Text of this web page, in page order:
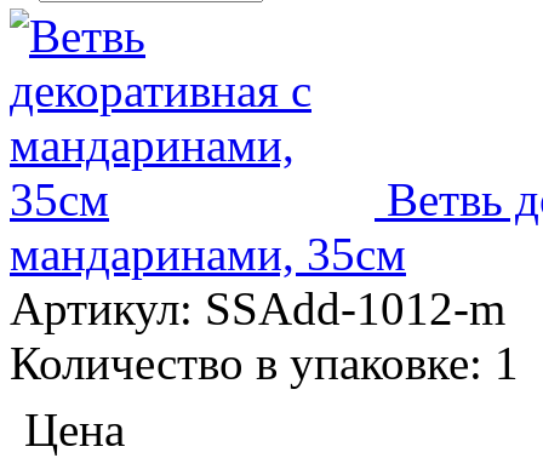
Ветвь
мандаринами, 35см
Артикул: SSAdd-1012-m
Количество в упаковке: 1
Цена